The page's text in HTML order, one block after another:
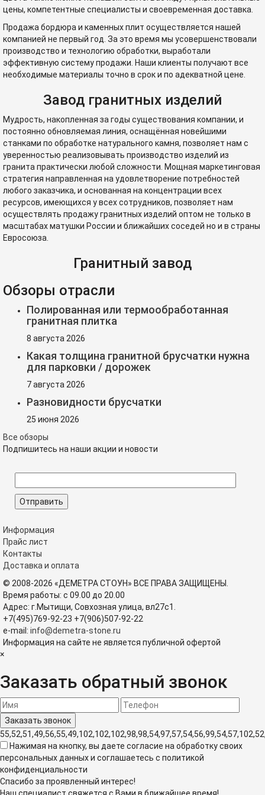
цены, компетентные специалисты и своевременная доставка.
Продажа бордюра и каменных плит осуществляется нашей
компанией не первый год. За это время мы усовершенствовали
производство и технологию обработки, выработали
эффективную систему продажи. Наши клиенты получают все
необходимые материалы точно в срок и по адекватной цене.
Завод гранитных изделий
Мудрость, накопленная за годы существования компании, и
постоянно обновляемая линия, оснащённая новейшими
станками по обработке натурального камня, позволяет нам с
уверенностью реализовывать производство изделий из
гранита практически любой сложности. Мощная маркетинговая
стратегия направленная на удовлетворение потребностей
любого заказчика, и основанная на концентрации всех
ресурсов, имеющихся у всех сотрудников, позволяет нам
осуществлять продажу гранитных изделий оптом не только в
масштабах матушки России и ближайших соседей но и в страны
Евросоюза.
Гранитный завод
Обзоры отрасли
Полированная или термообработанная
гранитная плитка
8 августа 2026
Какая толщина гранитной брусчатки нужна
для парковки / дорожек
7 августа 2026
Разновидности брусчатки
25 июня 2026
Все обзоры
Подпишитесь на наши акции и новости
Информация
Прайс лист
Контакты
Доставка и оплата
© 2008-2026 «ДЕМЕТРА СТОУН» ВСЕ ПРАВА ЗАЩИЩЕНЫ.
Время работы: с 09.00 до 20.00
Адрес: г.Мытищи, Совхозная улица, вл27с1.
+7(495)769-92-23 +7(906)507-92-22
e-mail: info@demetra-stone.ru
Информация на сайте не является публичной офертой
×
Заказать обратный звонок
Нажимая на кнопку, вы даете согласие на обработку своих
персональных данных и соглашаетесь с политикой
конфиденциальности
Спасибо за проявленный интерес!